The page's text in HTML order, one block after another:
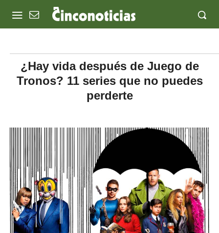
¿Hay vida después de Juego de
Tronos? 11 series que no puedes
perderte